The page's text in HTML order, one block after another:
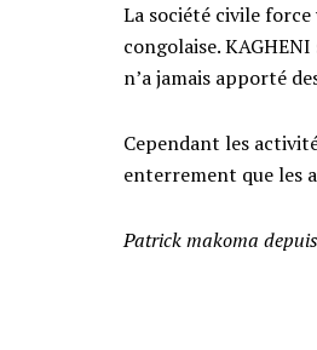
La société civile
congolaise.
n’a jamais apporté
Cependant les
enterrement que les
Patrick makoma